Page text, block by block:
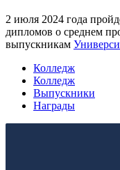
2 июля 2024 года
дипломов о среднем
выпускникам
Колледж
Колледж
Выпускники
Награды